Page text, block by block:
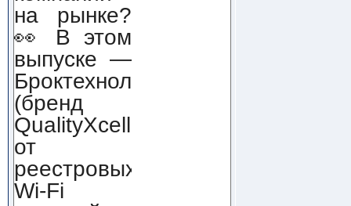
на рынке?
👀 В этом
выпуске —
Броктехнолоджи
(бренд
QualityXcellence):
от
реестровых
Wi-Fi